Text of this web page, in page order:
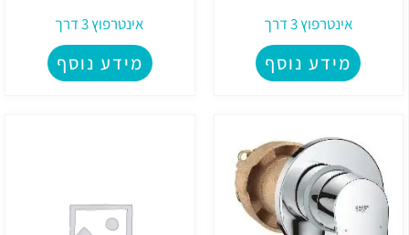
אינטרפוץ 3 דרך
מידע נוסף
אינטרפוץ 3 דרך
מידע נוסף